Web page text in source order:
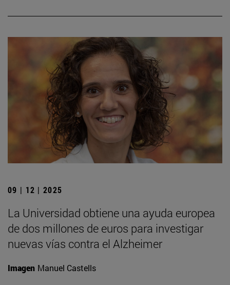
09 | 12 | 2025
La Universidad obtiene una ayuda europea
de dos millones de euros para investigar
nuevas vías contra el Alzheimer
Imagen Manuel Castells